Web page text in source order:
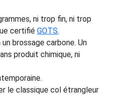
ni trop fin, ni trop
certifié GOTS.
brossage carbone. Un
produit chimique, ni
le classique col étrangleur